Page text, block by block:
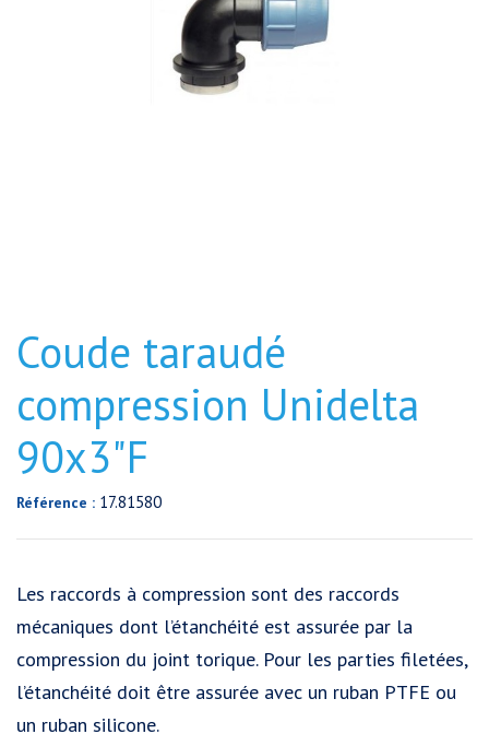
Coude taraudé
compression Unidelta
90x3"F
Référence : 17.81580
Les raccords à compression sont des raccords
mécaniques dont l’étanchéité est assurée par la
compression du joint torique. Pour les parties filetées,
l’étanchéité doit être assurée avec un ruban PTFE ou
un ruban silicone.